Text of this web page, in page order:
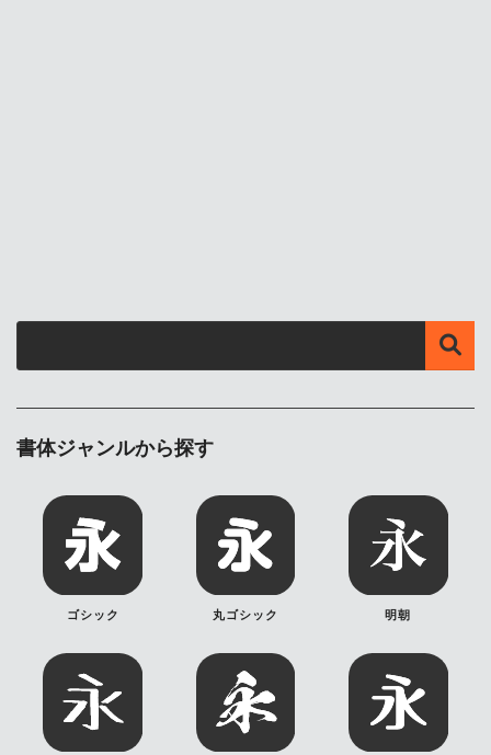
書体ジャンルから探す
ゴシック 丸ゴシック 明朝